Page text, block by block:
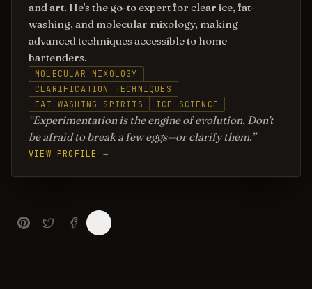
and art. He's the go-to expert for clear ice, fat-
washing, and molecular mixology, making
advanced techniques accessible to home
bartenders.
MOLECULAR MIXOLOGY
CLARIFICATION TECHNIQUES
FAT-WASHING SPIRITS
ICE SCIENCE
Experimentation is the engine of evolution. Don't
be afraid to break a few eggs—or clarify them.
VIEW PROFILE →